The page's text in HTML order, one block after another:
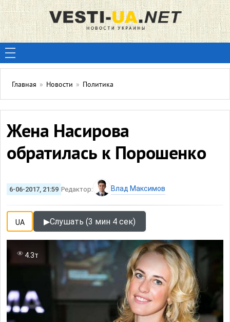
Главная » Новости » Политика
Жена Насирова
обратилась к Порошенко
6-06-2017, 21:59 Редактор: Влад Максимов
UA ▶Слушать (3 мин 4 сек)
4.3т